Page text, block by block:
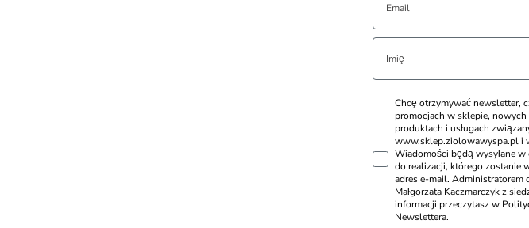
Chcę otrzymywać newsletter,
promocjach w sklepie,
produktach i usługach
www.sklep.ziolowawyspa.pl i
Wiadomości będą wysyłane
do realizacji, którego zostanie
adres e-mail. Administratorem
Małgorzata Kaczmarczyk z
informacji przeczytasz w
Newslettera.